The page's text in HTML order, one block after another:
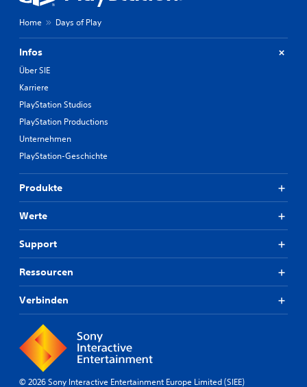
Home Days of Play
Infos
Über SIE
Karriere
PlayStation Studios
PlayStation Productions
Unternehmen
PlayStation-Geschichte
Produkte
Werte
Support
Ressourcen
Verbinden
© 2026 Sony Interactive Entertainment Europe Limited (SIEE)